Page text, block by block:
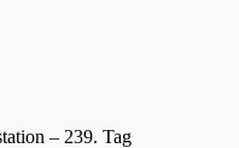
– 239. Tag